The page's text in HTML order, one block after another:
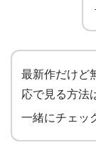
最新作だけど
応で見る方法
一緒にチェッ